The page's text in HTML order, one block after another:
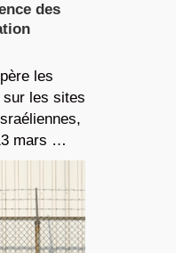
des
les
les sites
mars …